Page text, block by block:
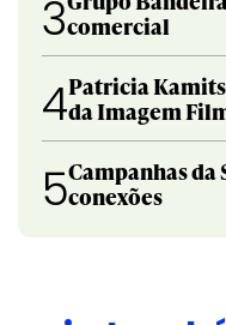
3comercial
4Patricia
da Imagem
5Campanhas da
conexões